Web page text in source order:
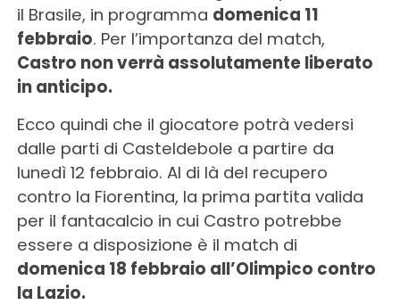
il Brasile, in programma domenica 11
febbraio. Per l’importanza del match,
Castro non verrà assolutamente liberato
in anticipo.
Ecco quindi che il giocatore potrà vedersi
dalle parti di Casteldebole a partire da
lunedì 12 febbraio. Al di là del recupero
contro la Fiorentina, la prima partita valida
per il fantacalcio in cui Castro potrebbe
essere a disposizione è il match di
domenica 18 febbraio all’Olimpico contro
la Lazio.